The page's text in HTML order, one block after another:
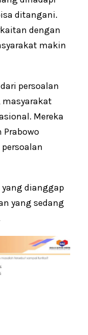
ditangani.
dengan
makin
persoalan
Mereka
Prabowo
dianggap
yang sedang